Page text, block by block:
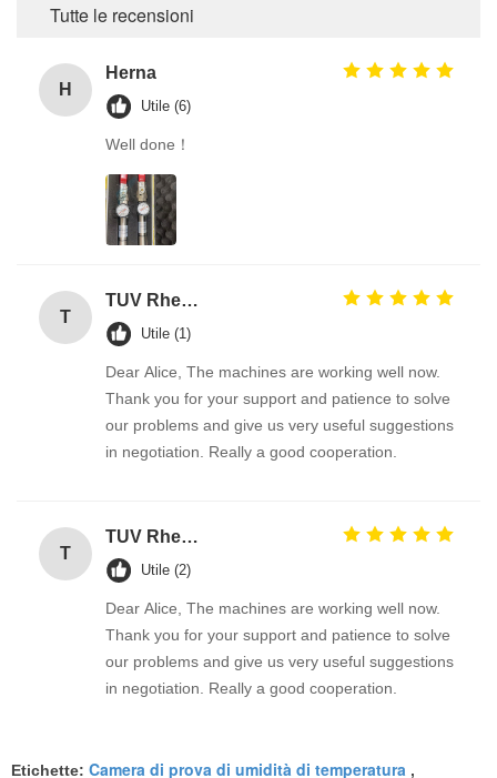
Tutte le recensioni
H
Herna
Utile (6)
Well done！
T
TUV Rheinland
Utile (1)
Dear Alice, The machines are working well now.
Thank you for your support and patience to solve
our problems and give us very useful suggestions
in negotiation. Really a good cooperation.
T
TUV Rheinland
Utile (2)
Dear Alice, The machines are working well now.
Thank you for your support and patience to solve
our problems and give us very useful suggestions
in negotiation. Really a good cooperation.
Etichette: Camera di prova di umidità di temperatura ,